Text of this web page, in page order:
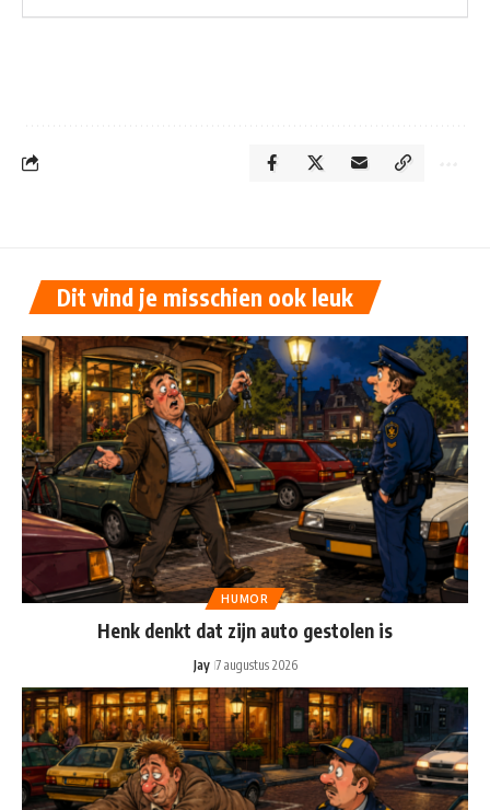
Dit vind je misschien ook leuk
HUMOR
Henk denkt dat zijn auto gestolen is
Jay 7 augustus 2026